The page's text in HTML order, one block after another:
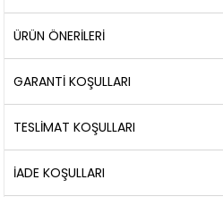
ÜRÜN ÖNERILERI
GARANTİ KOŞULLARI
TESLİMAT KOŞULLARI
İADE KOŞULLARI